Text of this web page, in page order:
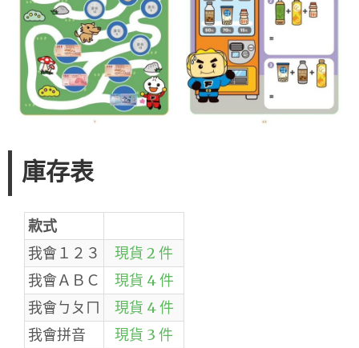
庫存表
款式
我會１２３
現貨 2 件
我會ＡＢＣ
現貨 4 件
我會ㄅㄆㄇ
現貨 4 件
我會拼音
現貨 3 件